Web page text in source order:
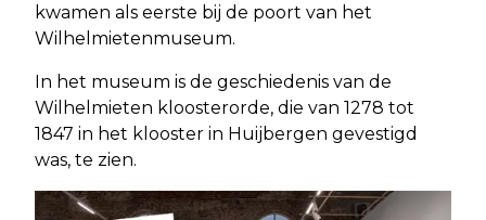
kwamen als eerste bij de poort van het
Wilhelmietenmuseum.
In het museum is de geschiedenis van de
Wilhelmieten kloosterorde, die van 1278 tot
1847 in het klooster in Huijbergen gevestigd
was, te zien.